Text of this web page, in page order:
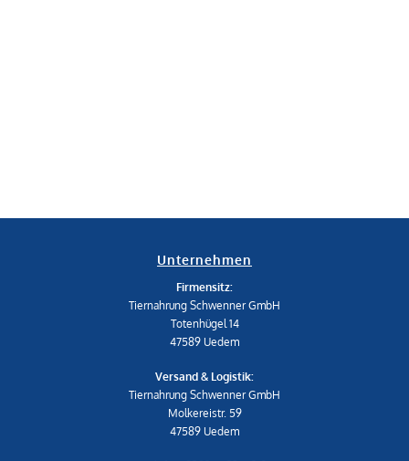
Unternehmen
Firmensitz:
Tiernahrung Schwenner GmbH
Totenhügel 14
47589 Uedem
Versand & Logistik:
Tiernahrung Schwenner GmbH
Molkereistr. 59
47589 Uedem